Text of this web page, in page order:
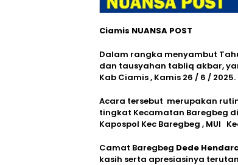
Ciamis NUANSA POST
Dalam rangka menyambut
dan tausyahan tabliq akbar,
Kab Ciamis , Kamis 26 / 6 / 2025.
Acara tersebut merupakan
tingkat Kecamatan Baregbeg
Kapospol Kec Baregbeg , MUI
Camat Baregbeg Dede
kasih serta apresiasinya